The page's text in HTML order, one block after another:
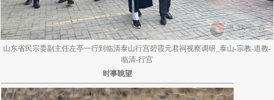
山东省民宗委副主任左亭一行到临清泰山行宫碧霞元君祠视察调研_泰山-宗教-道教-
临清-行宫
时事眺望